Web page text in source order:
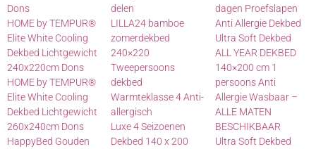
Dons
HOME by TEMPUR®
Elite White Cooling
Dekbed Lichtgewicht
240x220cm Dons
HOME by TEMPUR®
Elite White Cooling
Dekbed Lichtgewicht
260x240cm Dons
HappyBed Gouden
delen
LILLA24 bamboe
zomerdekbed
240×220
Tweepersoons
dekbed
Warmteklasse 4 Anti-
allergisch
Luxe 4 Seizoenen
Dekbed 140 x 200
dagen Proefslapen
Anti Allergie Dekbed
Ultra Soft Dekbed
ALL YEAR DEKBED
140×200 cm 1
persoons Anti
Allergie Wasbaar –
ALLE MATEN
BESCHIKBAAR
Ultra Soft Dekbed